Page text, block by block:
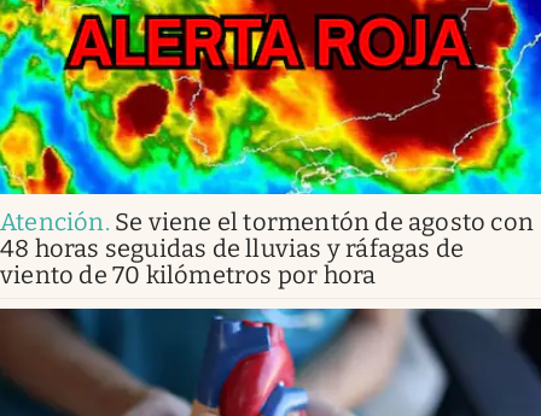
Atención. Se viene el tormentón de agosto con
48 horas seguidas de lluvias y ráfagas de
viento de 70 kilómetros por hora